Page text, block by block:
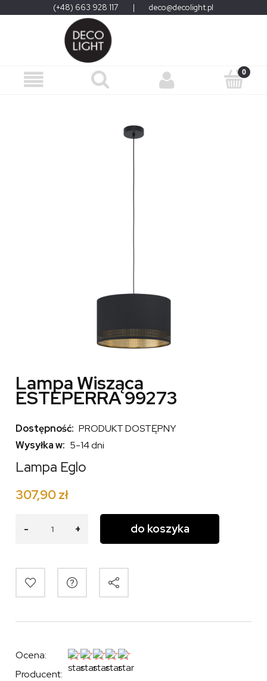
(+48) 663 928 117 | deco@decolight.pl
Lampa Wisząca
ESTEPERRA 99273
Dostępność: PRODUKT DOSTĘPNY
Wysyłka w: 5-14 dni
Lampa Eglo
307,90 zł
- + do koszyka
Ocena:
Producent: